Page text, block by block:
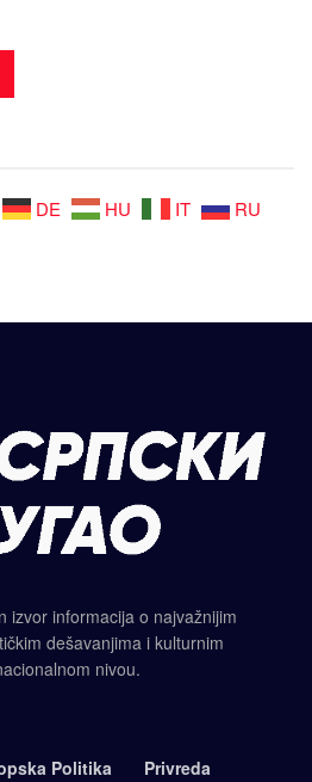
DE HU IT RU
izvor informacija o najvažnijim
dešavanjima i kulturnim
nivou.
Politika
Privreda